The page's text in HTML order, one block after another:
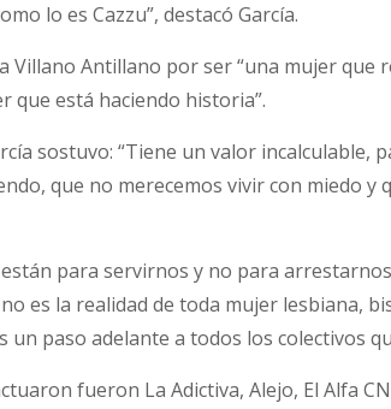
lo es Cazzu”, destacó García.
Villano Antillano por ser “una mujer que
que está haciendo historia”.
sostuvo: “Tiene un valor incalculable,
que no merecemos vivir con miedo y
para servirnos y no para
es la realidad de toda mujer lesbiana,
un paso adelante a todos los colectivos
fueron La Adictiva, Alejo, El Alfa